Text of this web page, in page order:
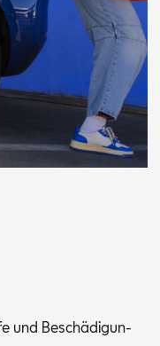
und Be­schä­di­gun­